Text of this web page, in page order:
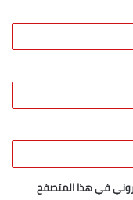
في هذا المتصفح